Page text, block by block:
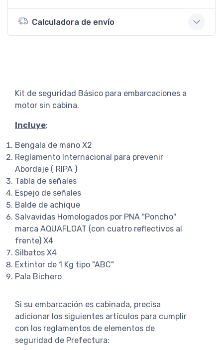
Calculadora de envío
Kit de seguridad Básico para embarcaciones a
motor sin cabina.
Incluye:
Bengala de mano X2
Reglamento Internacional para prevenir
Abordaje ( RIPA )
Tabla de señales
Espejo de señales
Balde de achique
Salvavidas Homologados por PNA "Poncho"
marca AQUAFLOAT (con cuatro reflectivos al
frente) X4
Silbatos X4
Extintor de 1 Kg tipo "ABC"
Pala Bichero
Si su embarcación es cabinada, precisa
adicionar los siguientes artículos para cumplir
con los reglamentos de elementos de
seguridad de Prefectura: